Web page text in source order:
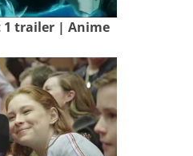
1 trailer | Anime